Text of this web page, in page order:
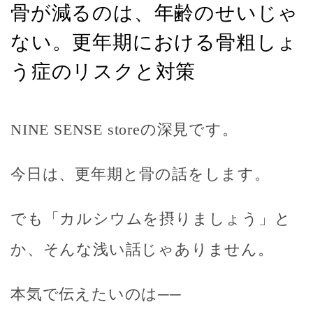
骨が減るのは、年齢のせいじゃ
ない。更年期における骨粗しょ
う症のリスクと対策
NINE SENSE storeの深見です。
今日は、 更年期と骨の話をします。
でも「カルシウムを摂りましょう」と
か、そんな浅い話じゃありません。
本気で伝えたいのは──